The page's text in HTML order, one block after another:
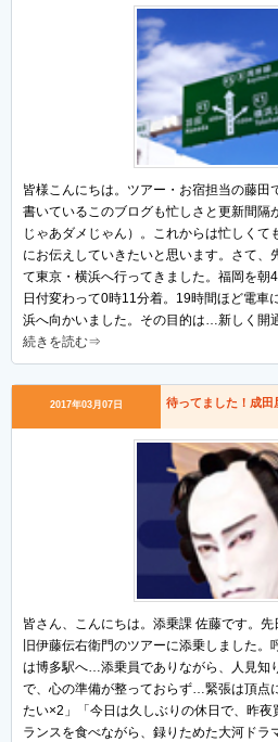
皆様こんにちは。ツアー・お宿担当の藤田
書いているこのブログも忙しさと更新間
じゃあダメじゃん）。これからは忙しく
にお伝えしていきたいと思います。さて、
て東京・横浜へ行ってきました。福岡を朝
日付変わって0時11分着。19時間ほど電車
浜へ向かいました。その目的は…新しく開
続きを読む⇒
2017年03月07日 待ってました！成田
皆さん、こんにちは。添乗課 佐藤です。
旧伊藤伝右衛門のツアーに添乗しました
は博多駅へ…添乗員でありながら、人見知
で、心の準備が整っておらず…緊張は頂点
たい×2」「今日は久しぶりの休日で、昨
ランスを食べながら、録りためた大河ドラ